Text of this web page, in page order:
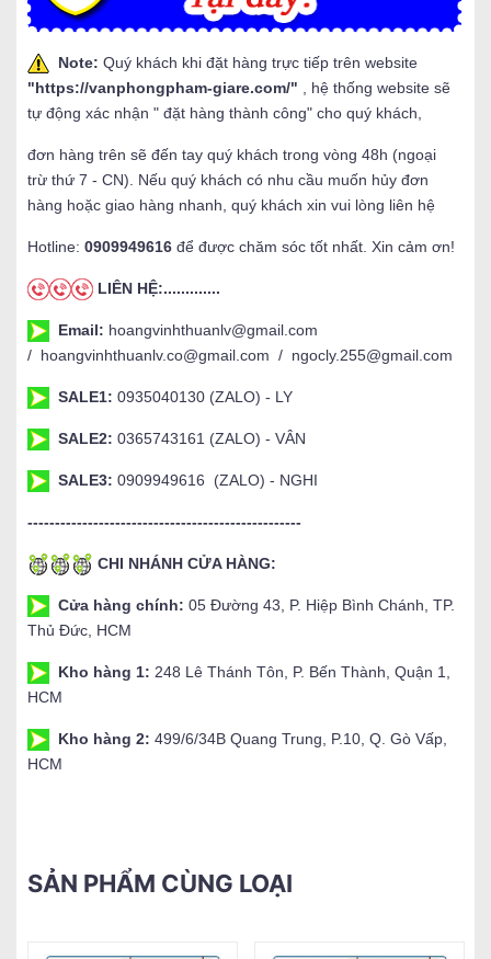
Note: Quý khách khi đặt hàng trực tiếp trên website
"https://vanphongpham-giare.com/"
, hệ thống website sẽ
tự động xác nhận " đặt hàng thành công" cho quý khách,
đơn hàng trên sẽ đến tay quý khách trong vòng 48h (ngoại
trừ thứ 7 - CN). Nếu quý khách có nhu cầu muốn hủy đơn
hàng hoặc giao hàng nhanh, quý khách xin vui lòng liên hệ
Hotline: 0909949616 để được chăm sóc tốt nhất. Xin cảm ơn!
LIÊN HỆ:.............
Email: hoangvinhthuanlv@gmail.com
/ hoangvinhthuanlv.co@gmail.com / ngocly.255@gmail.com
SALE1: 0935040130 (ZALO) - LY
SALE2: 0365743161 (ZALO) - VÂN
SALE3: 0909949616 (ZALO) - NGHI
--------------------------------------------------
CHI NHÁNH CỬA HÀNG:
Cửa hàng chính: 05 Đường 43, P. Hiệp Bình Chánh, TP.
Thủ Đức, HCM
Kho hàng 1: 248 Lê Thánh Tôn, P. Bến Thành, Quận 1,
HCM
Kho hàng 2: 499/6/34B Quang Trung, P.10, Q. Gò Vấp,
HCM
SẢN PHẨM CÙNG LOẠI